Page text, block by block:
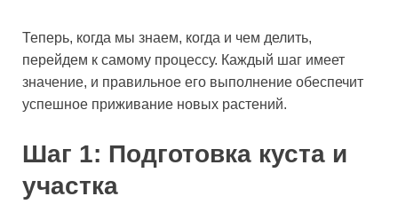
Теперь, когда мы знаем, когда и чем делить,
перейдем к самому процессу. Каждый шаг имеет
значение, и правильное его выполнение обеспечит
успешное приживание новых растений.
Шаг 1: Подготовка куста и
участка